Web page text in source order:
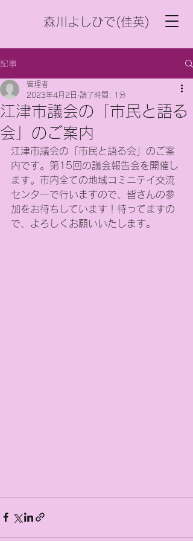
森川よしひで(佳英)
記事
江津市議会の「市民と語る
会」のご案内
管理者
2023年4月2日 読了時間: 1分
江津市議会の「市民と語る会」のご案
内です。第15回の議会報告会を開催し
ます。市内全ての地域コミニテイ交流
センターで行いますので、皆さんの参
加をお待ちしています！待ってますの
で、よろしくお願いいたします。